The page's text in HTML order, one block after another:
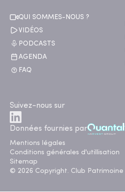
QUI SOMMES-NOUS ?
VIDÉOS
PODCASTS
AGENDA
FAQ
Suivez-nous sur
Données fournies par
Mentions légales
Conditions générales d'utillisation
Sitemap
© 2026 Copyright. Club Patrimoine